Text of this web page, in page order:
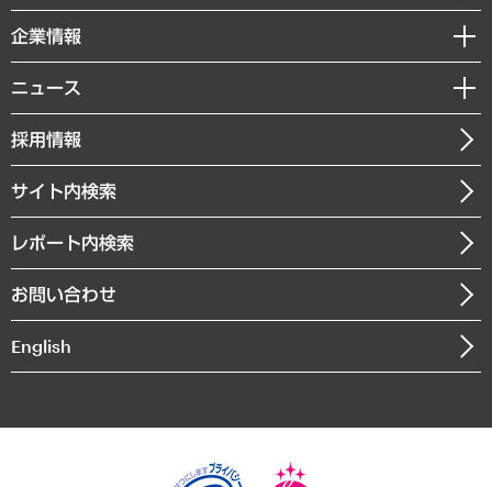
共生・ダイバーシティ
GRC（ガバナンス・リスク・コンプライアンス）・防災（政策）
経済・産業・雇用・労働
まちづくり・観光・交通・スポーツ・スマートシティ
自然資源・農林水産業・食料システム
レポート
コラム
経営用語集
受託・受注実績（官公庁関連）
メディア掲載・出演
セミナー・イベント情報
MUFGビジネスセミナー
受託案件情報
企業情報
私たちの想い
社長メッセージ
会社概要
沿革
組織図・本部部室紹介
インドネシア現地法人
個人情報保護方針
ニュース
ニュースリリース
お知らせ
採用情報
サイト内検索
レポート内検索
お問い合わせ
English